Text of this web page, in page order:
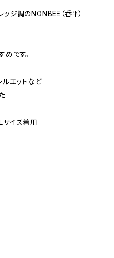
ジ調のNONBEE（呑平）
めです。
ルエットなど
イズ着用